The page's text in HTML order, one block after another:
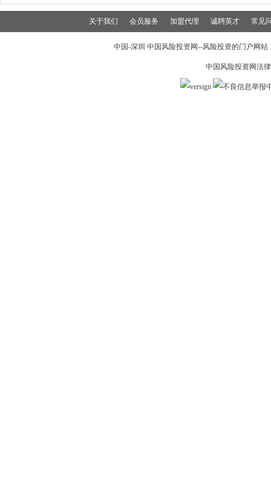
关于我们 会员服务 加盟代理 诚聘英才 常见
中国-深圳 中国风险投资网--风险投资的门户网
中国风险投资网法